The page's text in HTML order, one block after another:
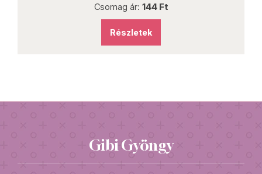
Csomag ár: 144 Ft
Részletek
Gibi Gyöngy